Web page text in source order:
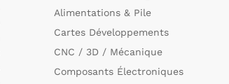
Alimentations & Pile
Cartes Développements
CNC / 3D / Mécanique
Composants Électroniques